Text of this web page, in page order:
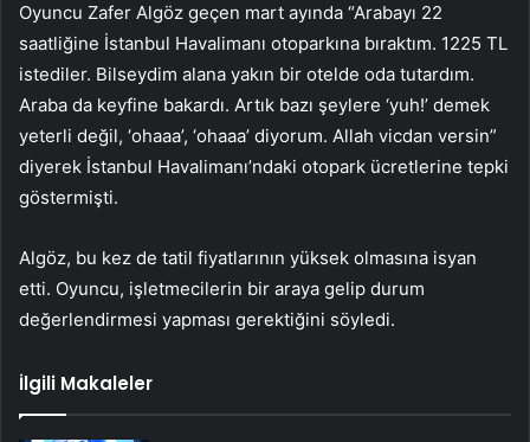
Oyuncu Zafer Algöz geçen mart ayında “Arabayı 22
saatliğine İstanbul Havalimanı otoparkına bıraktım. 1225 TL
istediler. Bilseydim alana yakın bir otelde oda tutardım.
Araba da keyfine bakardı. Artık bazı şeylere ‘yuh!’ demek
yeterli değil, ‘ohaaa’, ‘ohaaa’ diyorum. Allah vicdan versin”
diyerek İstanbul Havalimanı’ndaki otopark ücretlerine tepki
göstermişti.
Algöz, bu kez de tatil fiyatlarının yüksek olmasına isyan
etti. Oyuncu, işletmecilerin bir araya gelip durum
değerlendirmesi yapması gerektiğini söyledi.
İlgili Makaleler